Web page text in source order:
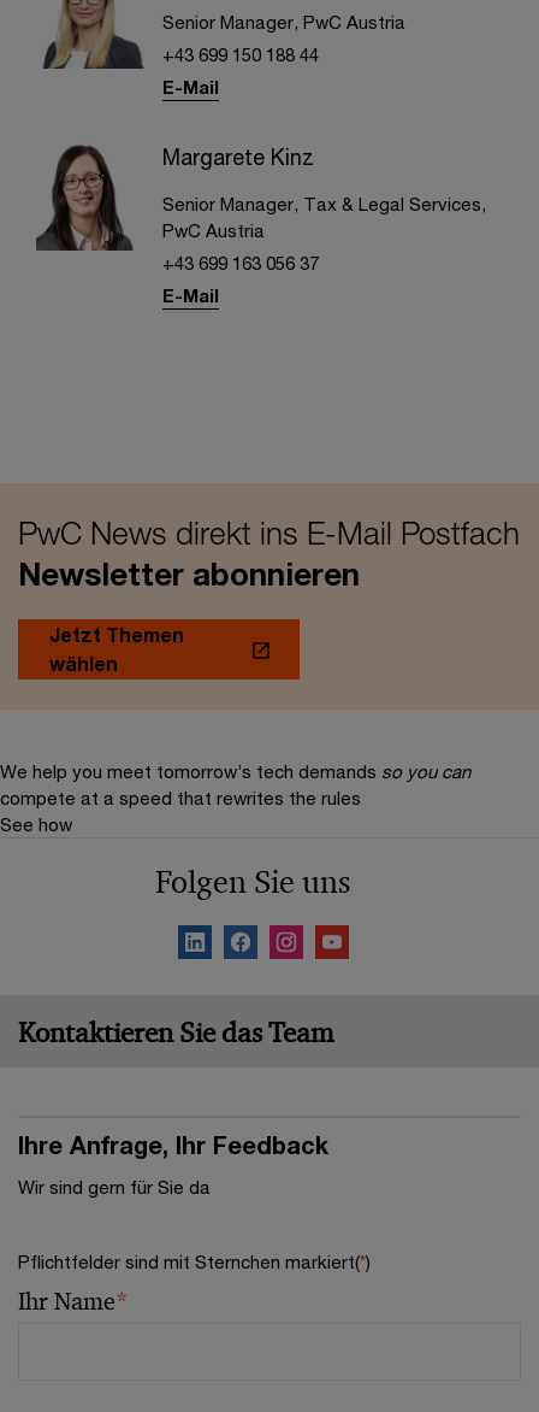
Senior Manager, PwC Austria
+43 699 150 188 44
E-Mail
Margarete Kinz
Senior Manager, Tax & Legal Services,
PwC Austria
+43 699 163 056 37
E-Mail
PwC News direkt ins E-Mail Postfach
Newsletter abonnieren
Jetzt Themen
wählen
We help you meet tomorrow’s tech demands so you can
compete at a speed that rewrites the rules
See how
Folgen Sie uns
Kontaktieren Sie das Team
Ihre Anfrage, Ihr Feedback
Wir sind gern für Sie da
Pflichtfelder sind mit Sternchen markiert(*)
Ihr Name*